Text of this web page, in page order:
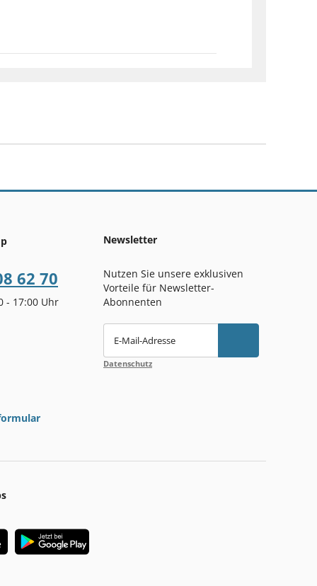
62 70
- 17:00 Uhr
Newsletter
Nutzen Sie unsere exklusiven
Vorteile für Newsletter-
Abonnenten
E-Mail-Adresse
Datenschutz